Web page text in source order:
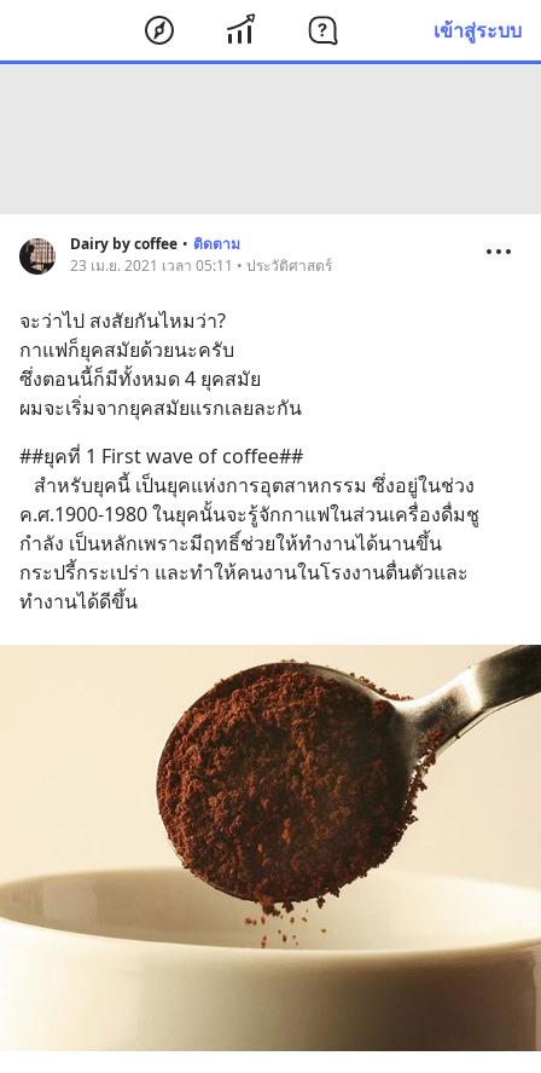
เข้าสู่ระบบ
Dairy by coffee • ติดตาม
23 เม.ย. 2021 เวลา 05:11 • ประวัติศาสตร์
จะว่าไป สงสัยกันไหมว่า?
กาแฟก็ยุคสมัยด้วยนะครับ
ซึ่งตอนนี้ก็มีทั้งหมด 4 ยุคสมัย
ผมจะเริ่มจากยุคสมัยแรกเลยละกัน
##ยุคที่ 1 First wave of coffee##
ค.ศ.1900-1980 ในยุคนั้นจะรู้จักกาแฟในส่วนเครื่องดื่มชู
กำลัง เป็นหลักเพราะมีฤทธิ์ช่วยให้ทำงานได้นานขึ้น
กระปรี้กระเปร่า และทำให้คนงานในโรงงานตื่นตัวและ
ทำงานได้ดีขึ้น